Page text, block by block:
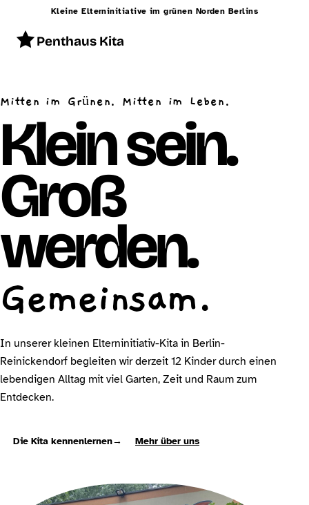
Kleine Elterninitiative im grünen Norden Berlins
Penthaus Kita
Konzept
Betreuung
Alltag
Räumlichkeiten
Essen
Kontakt
Mitten im Grünen. Mitten im Leben.
Klein sein.
Groß
werden.
Gemeinsam.
In unserer kleinen Elterninitiativ-Kita in Berlin-
Reinickendorf begleiten wir derzeit 12 Kinder durch einen
lebendigen Alltag mit viel Garten, Zeit und Raum zum
Entdecken.
Die Kita kennenlernen→ Mehr über uns